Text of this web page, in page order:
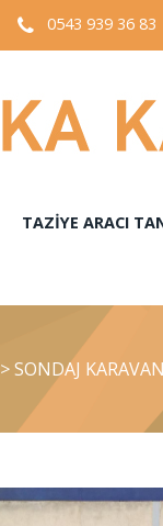
0543 939 36 83
TAZIYE ARACI
>SONDAJ